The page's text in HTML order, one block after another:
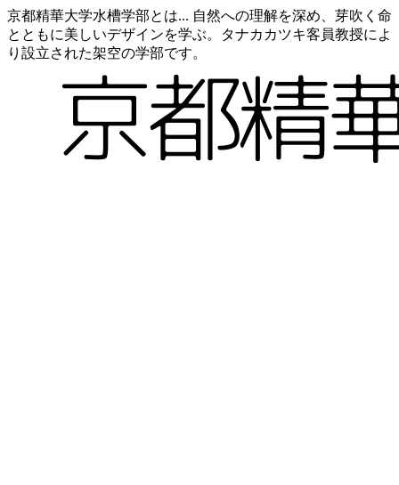
京都精華大学水槽学部とは... 自然への理解を深め、芽吹く命
とともに美しいデザインを学ぶ。タナカカツキ客員教授によ
り設立された架空の学部です。